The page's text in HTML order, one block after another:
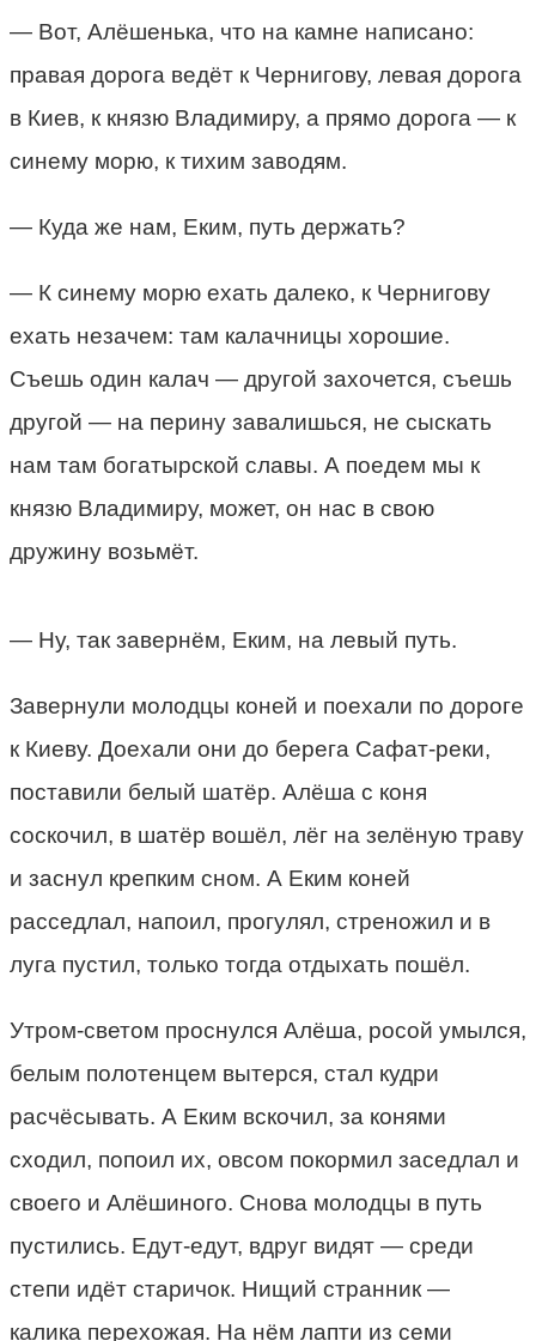
— Вот, Алёшенька, что на камне написано:
правая дорога ведёт к Чернигову, левая дорога
в Киев, к князю Владимиру, а прямо дорога — к
синему морю, к тихим заводям.
— Куда же нам, Еким, путь держать?
— К синему морю ехать далеко, к Чернигову
ехать незачем: там калачницы хорошие.
Съешь один калач — другой захочется, съешь
другой — на перину завалишься, не сыскать
нам там богатырской славы. А поедем мы к
князю Владимиру, может, он нас в свою
дружину возьмёт.
— Ну, так завернём, Еким, на левый путь.
Завернули молодцы коней и поехали по дороге
к Киеву. Доехали они до берега Сафат-реки,
поставили белый шатёр. Алёша с коня
соскочил, в шатёр вошёл, лёг на зелёную траву
и заснул крепким сном. А Еким коней
расседлал, напоил, прогулял, стреножил и в
луга пустил, только тогда отдыхать пошёл.
Утром-светом проснулся Алёша, росой умылся,
белым полотенцем вытерся, стал кудри
расчёсывать. А Еким вскочил, за конями
сходил, попоил их, овсом покормил заседлал и
своего и Алёшиного. Снова молодцы в путь
пустились. Едут-едут, вдруг видят — среди
степи идёт старичок. Нищий странник —
калика перехожая. На нём лапти из семи